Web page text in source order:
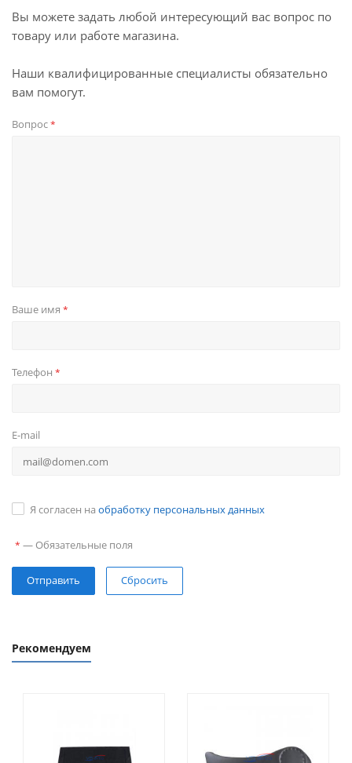
Вы можете задать любой интересующий вас вопрос по
товару или работе магазина.
Наши квалифицированные специалисты обязательно
вам помогут.
Вопрос*
Ваше имя *
Телефон *
E-mail
Я согласен на обработку персональных данных
* — Обязательные поля
Сбросить
Рекомендуем